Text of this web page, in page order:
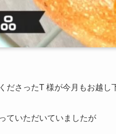
ださったT 様が今月もお越し
ていただいていましたが